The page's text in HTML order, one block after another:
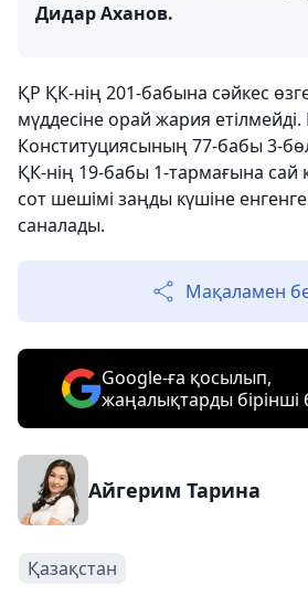
Дидар Аханов.
ҚР ҚК-нің 201-бабына сәйкес
мүддесіне орай жария етілмейді.
Конституциясының 77-бабы 3-
ҚК-нің 19-бабы 1-тармағына сай
сот шешімі заңды күшіне енгенге
саналады.
Мақаламен
Google-ға қосылып,
жаңалықтарды
Айгерим Тарина
Қазақстан